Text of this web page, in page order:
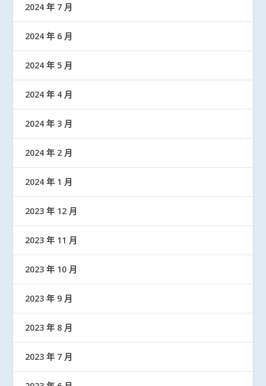
2024 年 7 月
2024 年 6 月
2024 年 5 月
2024 年 4 月
2024 年 3 月
2024 年 2 月
2024 年 1 月
2023 年 12 月
2023 年 11 月
2023 年 10 月
2023 年 9 月
2023 年 8 月
2023 年 7 月